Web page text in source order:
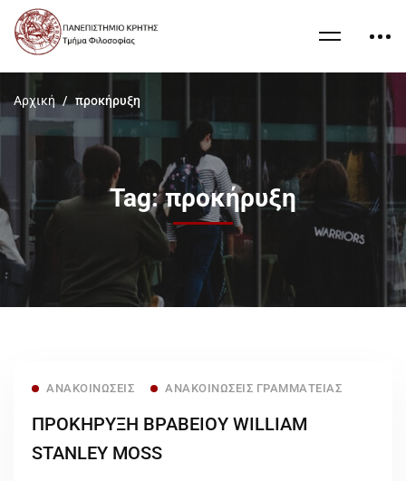
Αρχική προκήρυξη
Tag: προκήρυξη
ΑΝΑΚΟΙΝΏΣΕΙΣ ΑΝΑΚΟΙΝΏΣΕΙΣ ΓΡΑΜΜΑΤΕΊΑΣ
ΠΡΟΚΗΡΥΞΗ ΒΡΑΒΕΙΟΥ WILLIAM
STANLEY MOSS